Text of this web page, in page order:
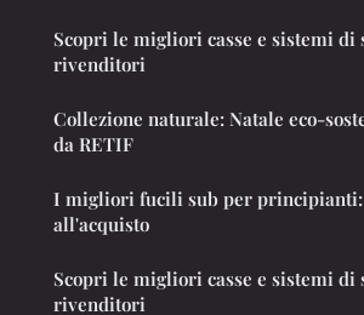
Scopri le migliori casse e sistemi di
rivenditori
Collezione naturale: Natale eco-
da RETIF
I migliori fucili sub per principianti:
all'acquisto
Scopri le migliori casse e sistemi di
rivenditori